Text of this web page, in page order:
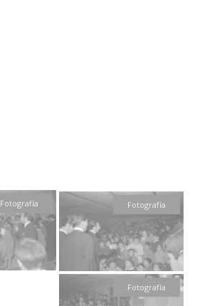
Fotografía Fotografía
Fotografía